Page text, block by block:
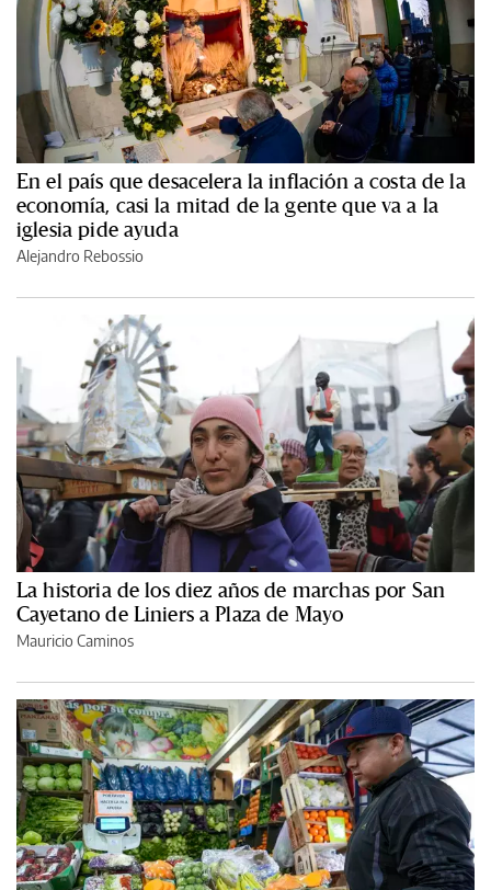
En el país que desacelera la inflación a costa de la
economía, casi la mitad de la gente que va a la
iglesia pide ayuda
Alejandro Rebossio
La historia de los diez años de marchas por San
Cayetano de Liniers a Plaza de Mayo
Mauricio Caminos